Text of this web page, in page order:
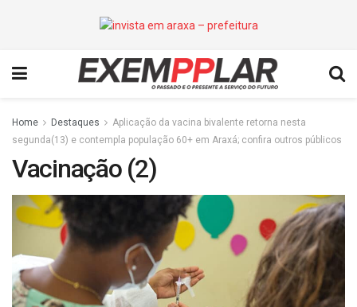
Home Destaques
Aplicação da vacina bivalente retorna nesta
segunda(13) e contempla população 60+ em Araxá; confira outros públicos
Vacinação (2)